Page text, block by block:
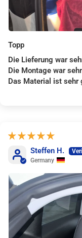
Topp
Die Lieferung war
Die Montage war
Das Material ist sehr
Steffen H.
Germany